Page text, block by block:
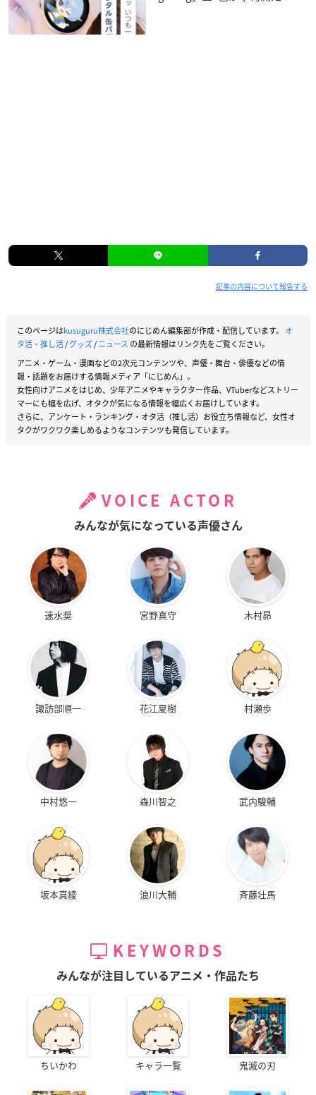
記事の内容について報告する
このページはkusuguru株式会社のにじめん編集部が作成・配信しています。 オ
タ活・推し活/グッズ/ニュース の最新情報はリンク先をご覧ください。
アニメ・ゲーム・漫画などの2次元コンテンツや、声優・舞台・俳優などの情
報・話題をお届けする情報メディア「にじめん」。
女性向けアニメをはじめ、少年アニメやキャラクター作品、VTuberなどストリー
マーにも幅を広げ、オタクが気になる情報を幅広くお届けしています。
さらに、アンケート・ランキング・オタ活（推し活）お役立ち情報など、女性オ
タクがワクワク楽しめるようなコンテンツも発信しています。
VOICE ACTOR
みんなが気になっている声優さん
速水奨 宮野真守 木村昴
諏訪部順一 花江夏樹 村瀬歩
中村悠一 森川智之 武内駿輔
坂本真綾 浪川大輔 斉藤壮馬
KEYWORDS
みんなが注目しているアニメ・作品たち
ちいかわ キャラ一覧 鬼滅の刃